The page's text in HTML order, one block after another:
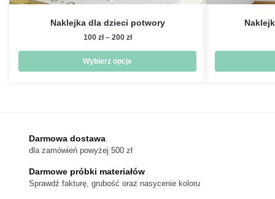
Naklejka dla dzieci potwory
100 zł – 200 złZakres
od
100 zł
Wybierz opcje
Opcje
można
wybrać
Darmowa dostawa
dla zamówień powyżej 500 zł
Darmowe próbki materiałów
Sprawdź fakturę, grubość oraz nasycenie koloru